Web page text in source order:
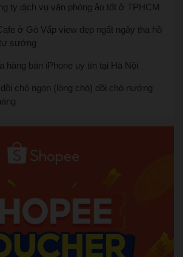
ty dịch vụ văn phòng ảo tốt ở TPHCM
ở Gò Vấp view đẹp ngất ngây tha hồ
sướng
hàng bán iPhone uy tín tại Hà Nội
chó ngon (lòng chó) dồi chó nướng